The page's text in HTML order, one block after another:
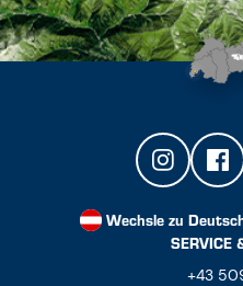
Wechsle zu
SERVICE
+43